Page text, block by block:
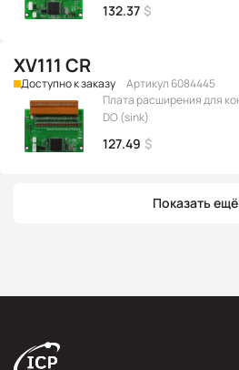
132.37 $
XV111 CR
Доступно к заказу
Артикул 6084445
Плата расширения для
DO (sink)
127.49 $
Показать ещё